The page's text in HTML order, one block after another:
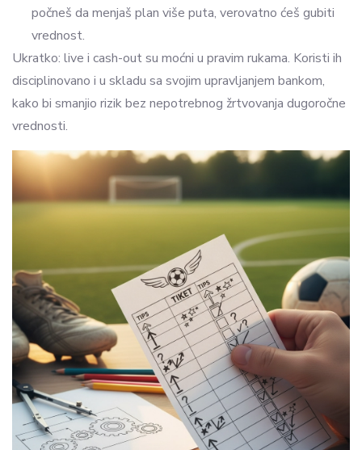
počneš da menjaš plan više puta, verovatno ćeš gubiti
vrednost.
Ukratko: live i cash-out su moćni u pravim rukama. Koristi ih
disciplinovano i u skladu sa svojim upravljanjem bankom,
kako bi smanjio rizik bez nepotrebnog žrtvovanja dugoročne
vrednosti.